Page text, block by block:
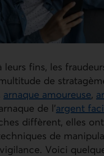
leurs fins, les
de
arnaque amoureuse,
de l’argent
diffèrent, elles
de
Voici